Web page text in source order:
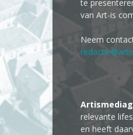
te
van Art-is
Neem
relevante
en heeft